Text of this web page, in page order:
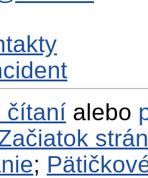
čítaní alebo
;